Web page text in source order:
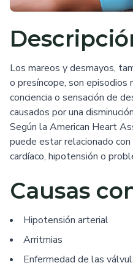
Los mareos y desmayos,
o presíncope, son
conciencia o sensación de
causados por una
Según la American Heart
puede estar relacionado
cardíaco, hipotensión o
Causas
Hipotensión arterial
Arritmias
Enfermedad de las